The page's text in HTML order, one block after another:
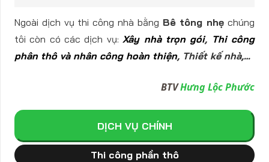
Ngoài dịch vụ thi công nhà bằng Bê tông nhẹ chúng
tôi còn có các dịch vụ: Xây nhà trọn gói, Thi công
phân thô và nhân công hoàn thiện, Thiết kế nhà,…
BTVHưng Lộc Phước
DỊCH VỤ CHÍNH
Thi công phần thô